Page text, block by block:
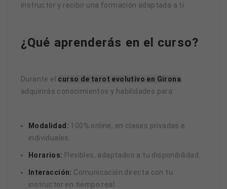
instructor y recibir una formación adaptada a ti.
¿Qué aprenderás en el curso?
Durante el curso de tarot evolutivo en Girona,
adquirirás conocimientos y habilidades para:
Modalidad: 100% online, en clases privadas e
individuales.
Horarios: Flexibles, adaptados a tu disponibilidad.
Interacción: Comunicación directa con tu
instructor en tiempo real.